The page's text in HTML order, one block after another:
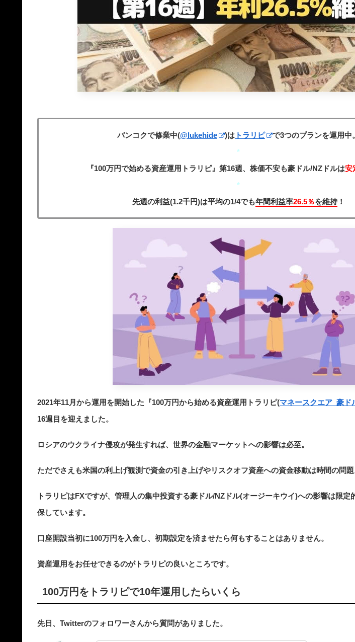
バンコクで修業中(@lukehide )は トラリピ
で3つのプランを運用中。
*
『100万円で始める資産運用トラリピ』第16週、株価不安も豪ドル/NZドルは安
*
先週の利益(1.2千円)は平均の1/4でも年間利益率26.5％を維持！
2021年11月から運用を開始した『100万円から始める資産運用トラリピ(マネースクエア_豪ド
16週目を迎えました。
ロシアのウクライナ侵攻が発生すれば、世界の金融マーケットへの影響は必至。
ただでさえも米国の利上げ観測で資金の引き上げやリスクオフ資産への資金移動は時間の問題
トラリピはFXですが、管理人の集中投資する豪ドル/NZドル(オージーキウイ)への影響は限定
保しています。
口座開設当初に100万円を入金し、初期設定を済ませたら何もすることはありません。
資産運用をお任せできるのがトラリピの良いところです。
100万円をトラリピで10年運用したらいくら
先日、Twitterのフォロワーさんから質問がありました。